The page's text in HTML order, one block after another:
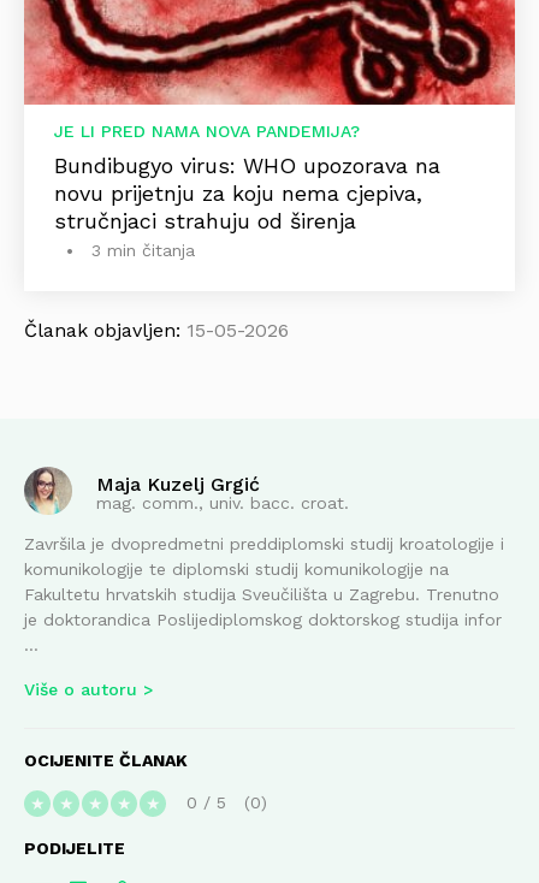
JE LI PRED NAMA NOVA PANDEMIJA?
Bundibugyo virus: WHO upozorava na
novu prijetnju za koju nema cjepiva,
stručnjaci strahuju od širenja
3 min čitanja
Članak objavljen: 15-05-2026
Maja Kuzelj Grgić
mag. comm., univ. bacc. croat.
Završila je dvopredmetni preddiplomski studij kroatologije i
komunikologije te diplomski studij komunikologije na
Fakultetu hrvatskih studija Sveučilišta u Zagrebu. Trenutno
je doktorandica Poslijediplomskog doktorskog studija infor
...
Više o autoru
OCIJENITE ČLANAK
★ ★ ★ ★ ★ 0 / 5 0
PODIJELITE